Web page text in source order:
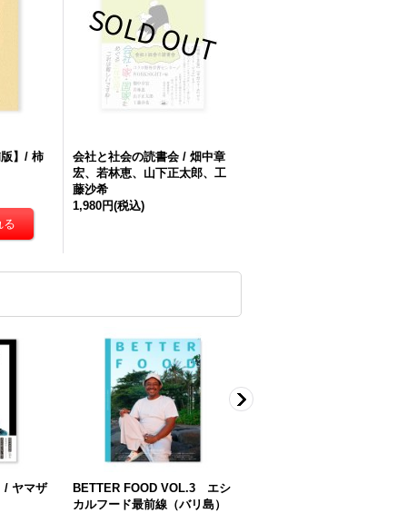
】/ 柿
会社と社会の読書会 / 畑中章
宏、若林恵、山下正太郎、工
藤沙希
1,980円(税込)
/ ヤマザ
BETTER FOOD VOL.3 エシ
カルフード最前線（バリ島）